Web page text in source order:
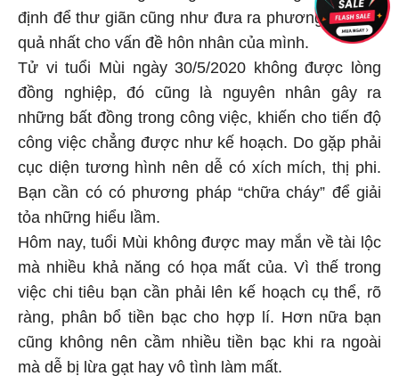
định để thư giãn cũng như đưa ra phương án hiệu
quả nhất cho vấn đề hôn nhân của mình.
Tử vi tuổi Mùi ngày 30/5/2020 không được lòng
đồng nghiệp, đó cũng là nguyên nhân gây ra
những bất đồng trong công việc, khiến cho tiến độ
công việc chẳng được như kế hoạch. Do gặp phải
cục diện tương hình nên dễ có xích mích, thị phi.
Bạn cần có có phương pháp “chữa cháy” để giải
tỏa những hiểu lầm.
Hôm nay, tuổi Mùi không được may mắn về tài lộc
mà nhiều khả năng có họa mất của. Vì thế trong
việc chi tiêu bạn cần phải lên kế hoạch cụ thể, rõ
ràng, phân bổ tiền bạc cho hợp lí. Hơn nữa bạn
cũng không nên cầm nhiều tiền bạc khi ra ngoài
mà dễ bị lừa gạt hay vô tình làm mất.